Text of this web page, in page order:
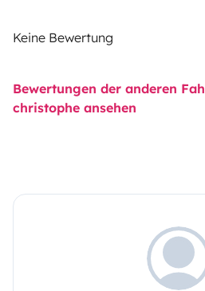
Keine Bewertung
Bewertungen der anderen
christophe ansehen